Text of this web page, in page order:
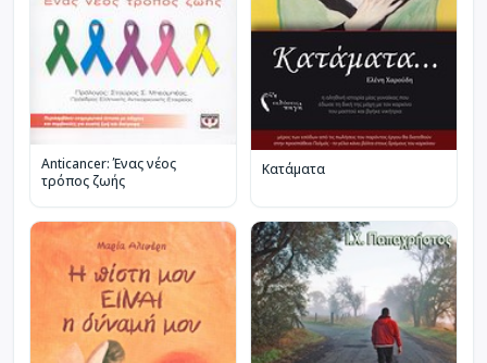
Anticancer: Ένας νέος
τρόπος ζωής
Κατάματα